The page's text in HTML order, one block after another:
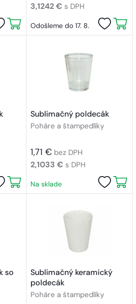
3,1242 € s DPH
Odošleme do 17. 8.
Sublimačný poldecák
Poháre a štampedlíky
1,71 € bez DPH
2,1033 € s DPH
Na sklade
so
Sublimačný keramický
poldecák
Poháre a štampedlíky